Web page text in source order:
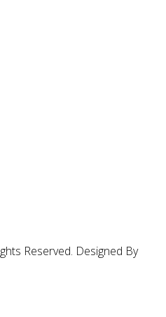
Reserved. Designed By